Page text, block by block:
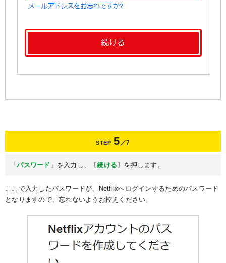
STEP 5 ／7
「パスワード 」を入力し、〔続ける 〕を押します。
ここで入力したパスワードが、Netflixへログインするためのパスワード
となりますので、忘れないようお控えください。